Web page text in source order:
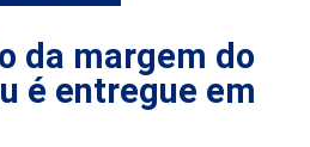
da margem do
é entregue em